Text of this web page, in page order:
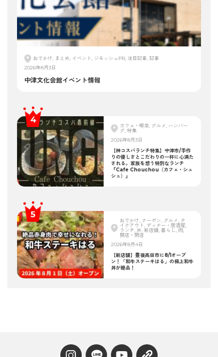
おでかけ, まとめ, イベント, ジモッシュPR, 注目記事, 記事
2026年8月3日
中津文化会館イベント情報
カフェ・喫茶, グルメ, ハンバー
グ, 特集
2026年8月3日
【神コスパランチ特集】中津市/手作
りの優しさとこだわりの一杯に心満た
される。家族を想う特別なランチ
『Cafe Chouchou（カフェ・シュ
シュ）』
おでかけ, クーポン, グルメ, テ
イクアウト, ディナー・居酒屋,
ランチ, 丼, 新店舗, 暮らし, 肉,
開店・閉店
2026年8月4日
【新店舗】豊後高田市に8/1オープ
ン！「和牛ステーキはる」の極上和牛
丼が絶品！